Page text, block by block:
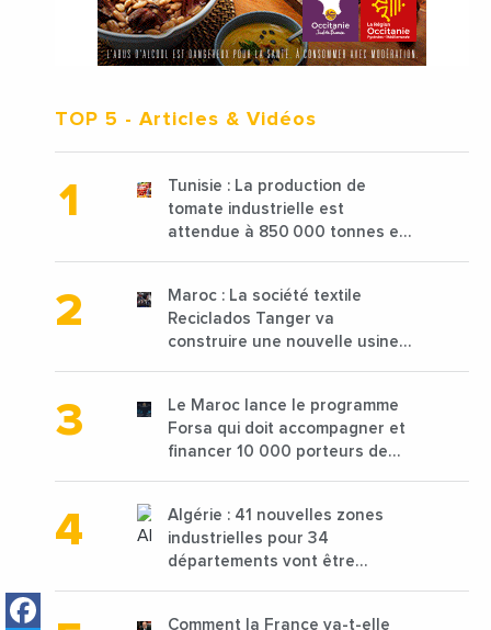
Facebook
TOP 5 - Articles & Vidéos
Tunisie : La production de
tomate industrielle est
attendue à 850 000 tonnes en
Maroc : La société textile
Reciclados Tanger va
construire une nouvelle usine
Le Maroc lance le programme
Forsa qui doit accompagner et
financer 10 000 porteurs de
Algérie : 41 nouvelles zones
industrielles pour 34
départements vont être
Comment la France va-t-elle